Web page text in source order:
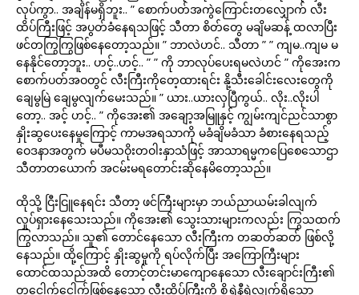
လုပ်ကွာ.. အချိန်မရှိဘူး.. ” စောက်ပတ်အကွဲကြောင်းတလျှောက် လီး
ထိပ်ကြီးဖြင့် အပွတ်ခံနေရသဖြင့် သီတာ စိတ်တွေ မချိမဆန့် ထလာပြီး
ဖင်တကြွကြွဖြစ်နေတော့သည်။ ” ဘာလဲဟင်.. သီတာ ” ” ကျမ..ကျမ မ
နေနိုင်တော့ဘူး.. ဟင့်..ဟင့်.. ” ” ကို ဘာလုပ်ပေးရမလဲဟင် ” ကိုအေးက
စောက်ပတ်အဝတွင် လီးကြီးကိုတေ့ထားရင်း နို့သီးခေါင်းလေးတွေကို
ချေမွမြဲ ချေမွလျက်မေးသည်။ ” ယား..ယားလှပြီကွယ်.. လိုး..လိုးပါ
တော့.. အင့် ဟင့်.. ” ကိုအေး၏ အချော့အမြူနှင့် ကျွမ်းကျင်ညင်သာစွာ
နှိုးဆွပေးနေမှုကြောင့် ကာမအရသာကို မခံချိမခံသာ ခံစားနေရသည့်
ဝေဒနာအတွက် မပီမသဝိုးတဝါးနှာသံဖြင့် အာသာရမ္မကပြေစေသောဌာ
သီတာတယောက် အငမ်းမရတောင်းဆိုနေမိတော့သည်။
ထိုသို့ ငြီးငြူနေရင်း သီတာ့ ဖင်ကြီးများမှာ ဘယ်ညာယမ်းခါလျက်
လှုပ်ရှားနေသေးသည်။ ကိုအေး၏ သွေးသားများကလည်း ကြွသထက်
ကြွလာသည်။ သူ၏ တောင်နေသော လီးကြီးက တဆတ်ဆတ် ဖြစ်လို့
နေသည်။ ထို့ကြောင့် နှိုးဆွမှုကို ရပ်လိုက်ပြီး အကြောကြီးများ
ထောင်ထသည်အထိ တောင့်တင်းမာကျောနေသော လီးချောင်းကြီး၏
တငေါက်ငေါက်ဖြစ်နေသော လီးထိပ်ကြီးကို စိုရွှဲနီရဲလျှက်ရှိသော